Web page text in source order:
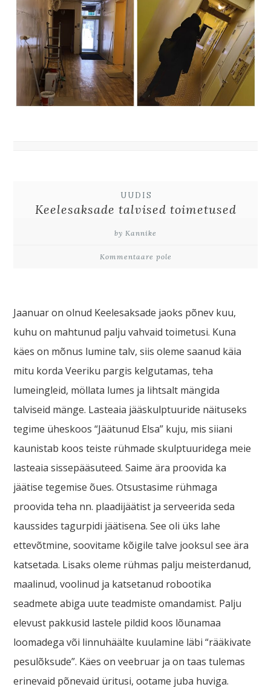
UUDIS
Keelesaksade talvised toimetused
by Kannike
Kommentaare pole
Jaanuar on olnud Keelesaksade jaoks põnev kuu,
kuhu on mahtunud palju vahvaid toimetusi. Kuna
käes on mõnus lumine talv, siis oleme saanud käia
mitu korda Veeriku pargis kelgutamas, teha
lumeingleid, möllata lumes ja lihtsalt mängida
talviseid mänge. Lasteaia jääskulptuuride näituseks
tegime üheskoos “Jäätunud Elsa” kuju, mis siiani
kaunistab koos teiste rühmade skulptuuridega meie
lasteaia sissepääsuteed. Saime ära proovida ka
jäätise tegemise õues. Otsustasime rühmaga
proovida teha nn. plaadijäätist ja serveerida seda
kaussides tagurpidi jäätisena. See oli üks lahe
ettevõtmine, soovitame kõigile talve jooksul see ära
katsetada. Lisaks oleme rühmas palju meisterdanud,
maalinud, voolinud ja katsetanud robootika
seadmete abiga uute teadmiste omandamist. Palju
elevust pakkusid lastele pildid koos lõunamaa
loomadega või linnuhäälte kuulamine läbi “rääkivate
pesulõksude”. Käes on veebruar ja on taas tulemas
erinevaid põnevaid üritusi, ootame juba huviga.